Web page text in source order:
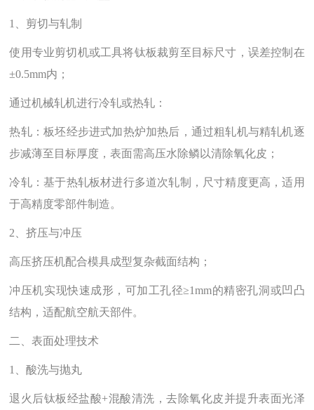
1、剪切与轧制‌
使用专业剪切机或工具将钛板裁剪至目标尺寸，误差控制在
±0.5mm内；
通过机械轧机进行冷轧或热轧：
热轧‌：板坯经步进式加热炉加热后，通过粗轧机与精轧机逐
步减薄至目标厚度，表面需高压水除鳞以清除氧化皮；
冷轧‌：基于热轧板材进行多道次轧制，尺寸精度更高，适用
于高精度零部件制造。
2、挤压与冲压‌
高压挤压机配合模具成型复杂截面结构；
冲压机实现快速成形，可加工孔径≥1mm的精密孔洞或凹凸
结构，适配航空航天部件。
二、表面处理技术‌
1、酸洗与抛丸‌
退火后钛板经盐酸+混酸清洗，去除氧化皮并提升表面光泽